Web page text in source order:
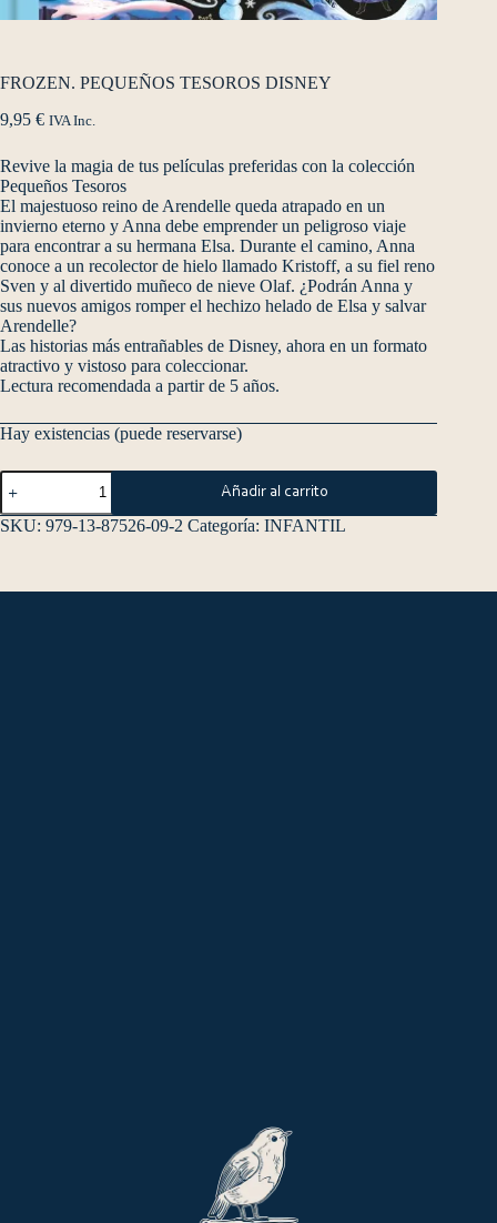
FROZEN. PEQUEÑOS TESOROS DISNEY
9,95 € IVA Inc.
Revive la magia de tus películas preferidas con la colección
Pequeños Tesoros
El majestuoso reino de Arendelle queda atrapado en un
invierno eterno y Anna debe emprender un peligroso viaje
para encontrar a su hermana Elsa. Durante el camino, Anna
conoce a un recolector de hielo llamado Kristoff, a su fiel reno
Sven y al divertido muñeco de nieve Olaf. ¿Podrán Anna y
sus nuevos amigos romper el hechizo helado de Elsa y salvar
Arendelle?
Las historias más entrañables de Disney, ahora en un formato
atractivo y vistoso para coleccionar.
Lectura recomendada a partir de 5 años.
Hay existencias (puede reservarse)
Añadir al carrito
SKU: 979-13-87526-09-2 Categoría: INFANTIL